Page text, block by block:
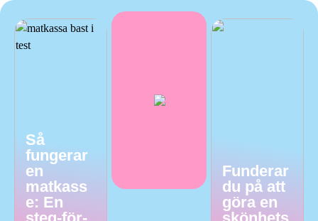
Så
fungerar
en
matkass
e: En
Funderar
du på att
göra en